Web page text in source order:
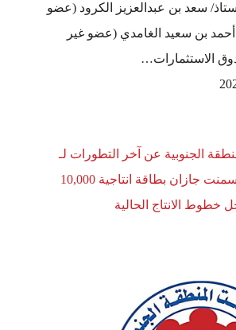
سعد بن عبدالعزيز الكرود (عضو
بن سعيد الغامدي (عضو غير
الاستثمارات…
الجنوبية عن آخر التطورات لـ
انشاء خط انتاج بمصنع اسمنت جازان بطاقة انتاجية 10,000
خطوط الانتاج الحالية